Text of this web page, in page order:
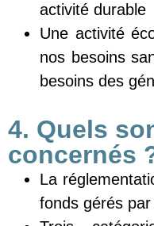
activité durable
Une activité
nos besoins
besoins des
4. Quels
concernés
La
fonds gérés par